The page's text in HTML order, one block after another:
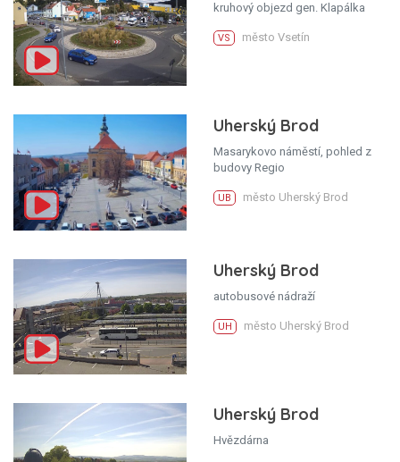
kruhový objezd gen. Klapálka
VS město Vsetín
Uherský Brod
Masarykovo náměstí, pohled z
budovy Regio
UB město Uherský Brod
Uherský Brod
autobusové nádraží
UH město Uherský Brod
Uherský Brod
Hvězdárna